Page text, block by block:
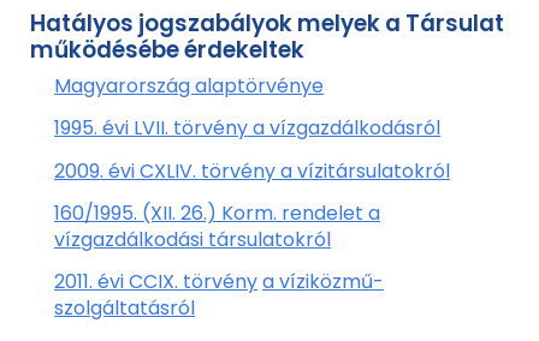
Hatályos jogszabályok melyek a Társulat
működésébe érdekeltek
Magyarország alaptörvénye
1995. évi LVII. törvény a vízgazdálkodásról
2009. évi CXLIV. törvény a vízitársulatokról
160/1995. (XII. 26.) Korm. rendelet a
vízgazdálkodási társulatokról
2011. évi CCIX. törvénya víziközmű-
szolgáltatásról